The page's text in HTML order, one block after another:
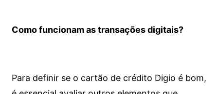
Como funcionam as transações digitais?
Para definir se o cartão de crédito Digio é bom,